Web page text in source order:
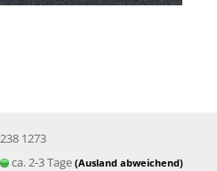
238 1273
ca. 2-3 Tage(Ausland abweichend)